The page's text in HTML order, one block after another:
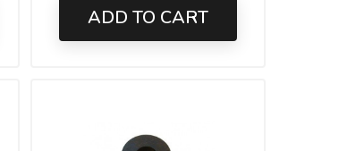
ADD TO CART